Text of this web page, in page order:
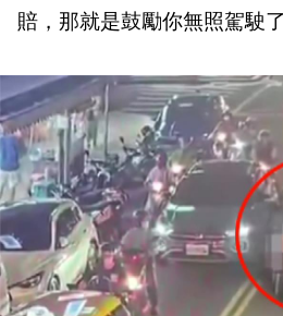
賠，那就是鼓勵你無照駕駛了